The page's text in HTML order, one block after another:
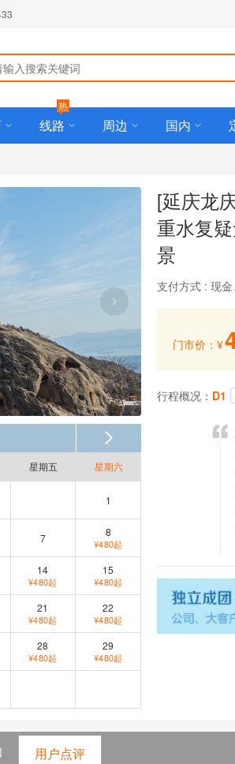
线路
热
周边 国内
星期五 星期六
1
7 8
¥480起
14
¥480起
15
¥480起
21
¥480起
22
¥480起
28
¥480起
29
¥480起
[延庆龙
重水复
景
支付方式 : 现
门市价： ¥
行程概况： D1
用户点评